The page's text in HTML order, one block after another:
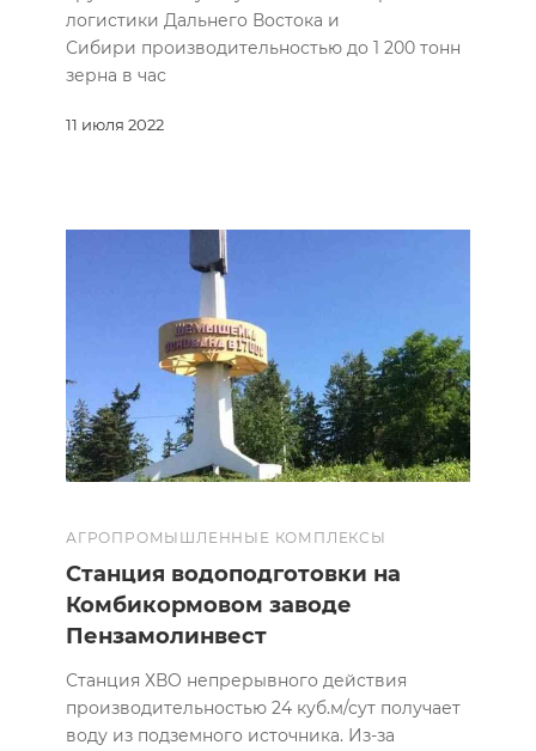
11 июля 2022
логистики Дальнего Востока и
Сибири производительностью до 1 200 тонн
зерна в час
АГРОПРОМЫШЛЕННЫЕ КОМПЛЕКСЫ
Cтанция водоподготовки на
Комбикормовом заводе
Пензамолинвест
Станция ХВО непрерывного действия
производительностью 24 куб.м/сут получает
воду из подземного источника. Из-за